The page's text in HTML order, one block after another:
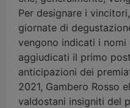
Per designare i
giornate di
vengono indicati i nomi
aggiudicati il primo
anticipazioni dei
2021, Gambero Rosso
valdostani insigniti del